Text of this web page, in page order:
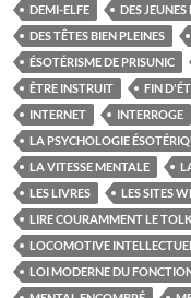
DEMI-ELFE
DES
DES TÊTES BIEN PLEINES
ÉSOTÉRISME DE PRISUNIC
ÊTRE INSTRUIT
FIN
INTERNET
INTERROGE
LA PSYCHOLOGIE
LA VITESSE MENTALE
LES LIVRES
LES SITES
LIRE COURAMMENT LE
LOCOMOTIVE
LOI MODERNE DU